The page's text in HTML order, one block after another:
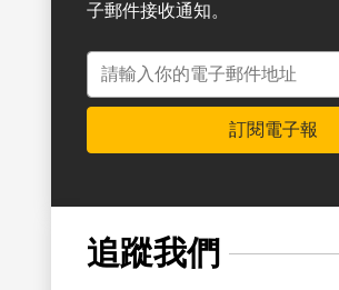
籤
子郵件接收通知。
電子郵件地址
訂閱電子報
追蹤我們